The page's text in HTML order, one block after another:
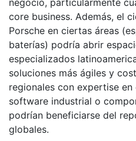
core business. Además, el
Porsche en ciertas áreas
baterías) podría abrir
especializados
soluciones más ágiles y
regionales con expertise en
software industrial o
podrían beneficiarse del
globales.